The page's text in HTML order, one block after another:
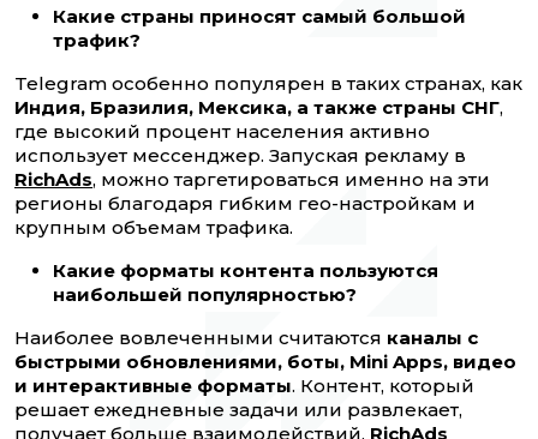
Какие страны приносят самый большой
трафик?
Telegram особенно популярен в таких странах, как
Индия, Бразилия, Мексика, а также страны СНГ,
где высокий процент населения активно
использует мессенджер. Запуская рекламу в
RichAds, можно таргетироваться именно на эти
регионы благодаря гибким гео-настройкам и
крупным объемам трафика.
Какие форматы контента пользуются
наибольшей популярностью?
Наиболее вовлеченными считаются каналы с
быстрыми обновлениями, боты, Mini Apps, видео
и интерактивные форматы. Контент, который
решает ежедневные задачи или развлекает,
получает больше взаимодействий. RichAds